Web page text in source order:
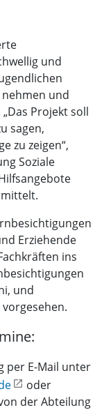
und
und
Projekt soll
sagen,
zu zeigen“,
Soziale
Erziehende
ins
und
per E-Mail unter
oder
der Abteilung